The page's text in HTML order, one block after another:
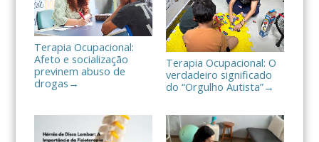
Terapia Ocupacional:
Afeto e socialização
previnem abuso de
drogas →
Terapia Ocupacional: O
verdadeiro significado
do “Orgulho Autista”→